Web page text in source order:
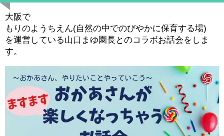
大阪で
もりのようちえん(自然の中でのびやかに保育する場)
を運営している山口まゆ園長とのコラボお話会をしま
す。